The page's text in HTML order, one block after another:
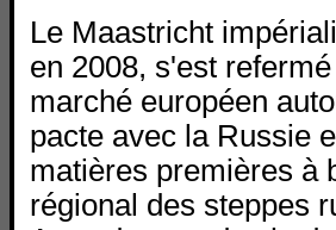
Le Maastricht
en 2008, s'est
marché européen
pacte avec la Russie
matières premières à
régional des steppes